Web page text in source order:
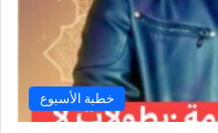
خطبة الأسبوع